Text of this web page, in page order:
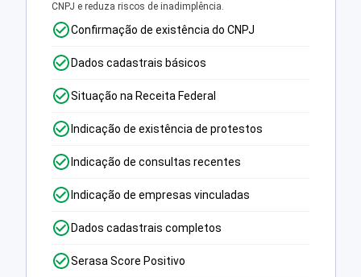
CNPJ e reduza riscos de inadimplência.
Confirmação de existência do CNPJ
Dados cadastrais básicos
Situação na Receita Federal
Indicação de existência de protestos
Indicação de consultas recentes
Indicação de empresas vinculadas
Dados cadastrais completos
Serasa Score Positivo